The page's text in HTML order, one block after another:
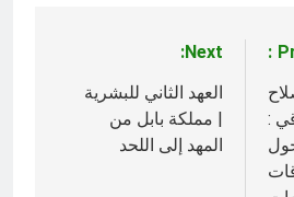
:
Next:
العهد الثاني للبشرية
| مملكة بابل من
المهد إلى اللحد